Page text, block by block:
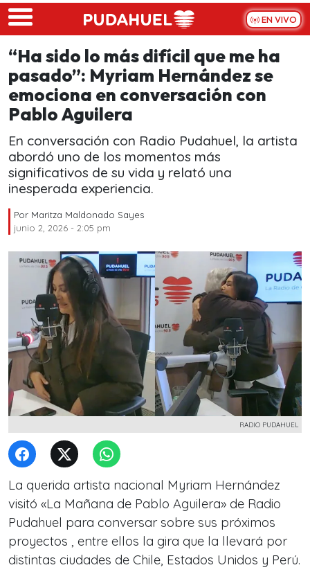
Skip to main content
EN VIVO
“Ha sido lo más difícil que me ha
pasado”: Myriam Hernández se
emociona en conversación con
Pablo Aguilera
En conversación con Radio Pudahuel, la artista
abordó uno de los momentos más
significativos de su vida y relató una
inesperada experiencia.
Por Maritza Maldonado Sayes
junio 2, 2026 - 2:05 pm
RADIO PUDAHUEL
La querida artista nacional Myriam Hernández
visitó «La Mañana de Pablo Aguilera» de Radio
Pudahuel para conversar sobre sus próximos
proyectos , entre ellos la gira que la llevará por
distintas ciudades de Chile, Estados Unidos y Perú.